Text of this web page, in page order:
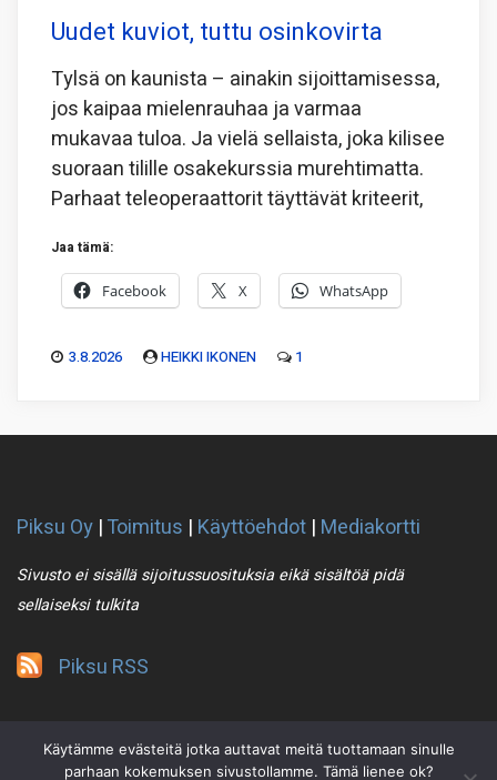
Uudet kuviot, tuttu osinkovirta
Tylsä on kaunista – ainakin sijoittamisessa,
jos kaipaa mielenrauhaa ja varmaa
mukavaa tuloa. Ja vielä sellaista, joka kilisee
suoraan tilille osakekurssia murehtimatta.
Parhaat teleoperaattorit täyttävät kriteerit,
Jaa tämä:
Facebook X WhatsApp
3.8.2026 HEIKKI IKONEN 1
Piksu Oy |Toimitus | Käyttöehdot | Mediakortti
Sivusto ei sisällä sijoitussuosituksia eikä sisältöä pidä
sellaiseksi tulkita
Piksu RSS
Käytämme evästeitä jotka auttavat meitä tuottamaan sinulle
parhaan kokemuksen sivustollamme. Tämä lienee ok?